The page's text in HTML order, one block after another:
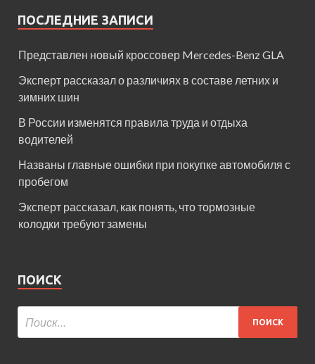
ПОСЛЕДНИЕ ЗАПИСИ
Представлен новый кроссовер Mercedes-Benz GLA
Эксперт рассказал о различиях в составе летних и
зимних шин
В России изменятся правила труда и отдыха
водителей
Названы главные ошибки при покупке автомобиля с
пробегом
Эксперт рассказал, как понять, что тормозные
колодки требуют замены
ПОИСК